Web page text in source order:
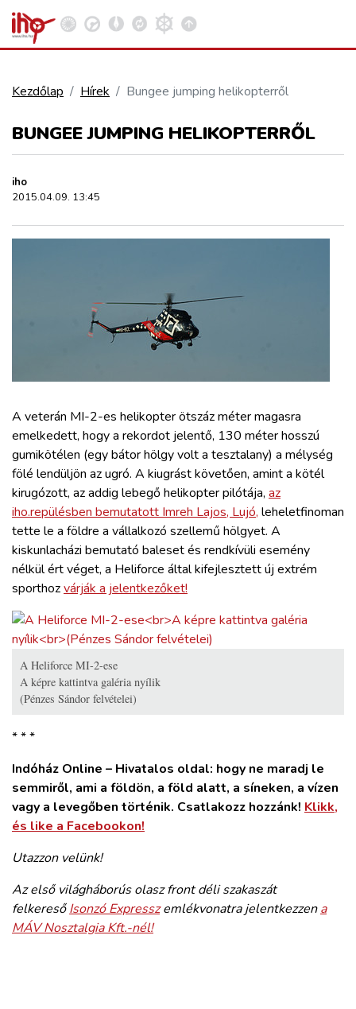
ELLÁTÁSI LÁNC
HAJÓZÁS
BLOG
ARCHÍVUM
WEBSHOP
BELÉPÉS
REGISZTRÁCIÓ
Kezdőlap Hírek Bungee jumping helikopterről
BUNGEE JUMPING HELIKOPTERRŐL
iho
2015.04.09. 13:45
A veterán MI-2-es helikopter ötszáz méter magasra
emelkedett, hogy a rekordot jelentő, 130 méter hosszú
gumikötélen (egy bátor hölgy volt a tesztalany) a mélység
fölé lendüljön az ugró. A kiugrást követően, amint a kötél
kirugózott, az addig lebegő helikopter pilótája, az
iho.repülésben bemutatott Imreh Lajos, Lujó, leheletfinoman
tette le a földre a vállalkozó szellemű hölgyet. A
kiskunlacházi bemutató baleset és rendkívüli esemény
nélkül ért véget, a Heliforce által kifejlesztett új extrém
sporthozvárják a jelentkezőket!
A Heliforce MI-2-ese
A képre kattintva galéria nyílik
(Pénzes Sándor felvételei)
* * *
Indóház Online – Hivatalos oldal: hogy ne maradj le
semmiről, ami a földön, a föld alatt, a síneken, a vízen
vagy a levegőben történik. Csatlakozz hozzánk! Klikk,
és like a Facebookon!
Utazzon velünk!
Az első világháborús olasz front déli szakaszát
felkeresőIsonzó Expresszemlékvonatra jelentkezzena
MÁV Nosztalgia Kft.-nél!